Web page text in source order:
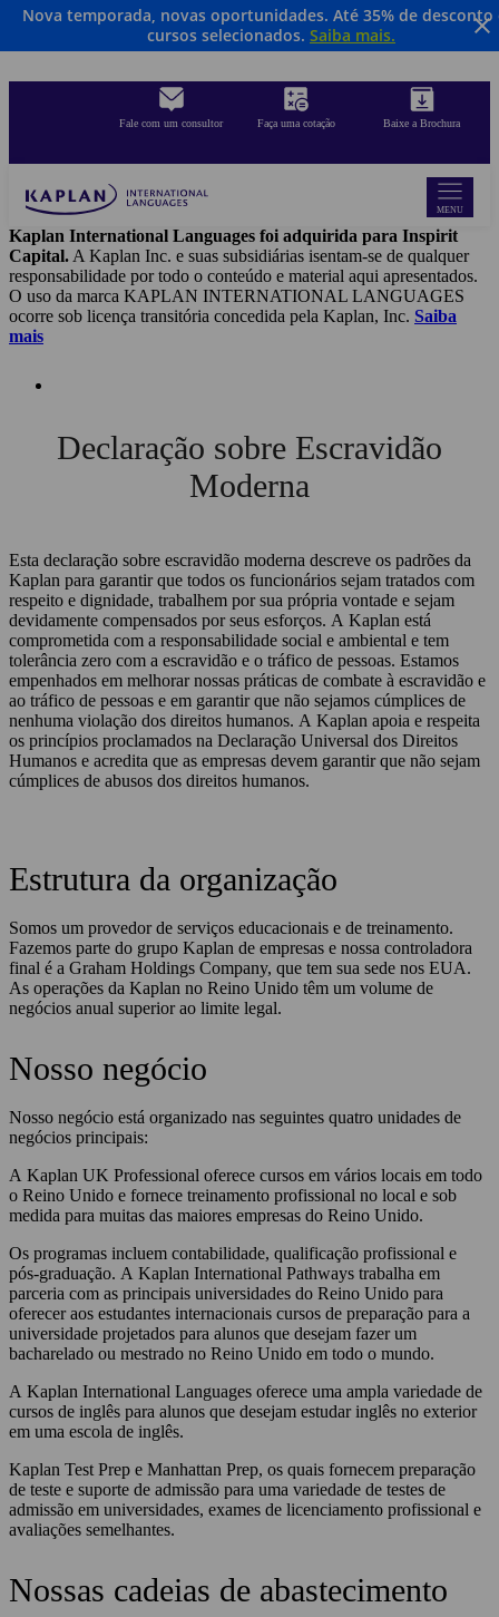
Skip
content
Fale com um consultor Faça uma cotação Baixe a Brochura
MENU
Kaplan International Languages foi adquirida para Inspirit
Capital. A Kaplan Inc. e suas subsidiárias isentam-se de qualquer
responsabilidade por todo o conteúdo e material aqui apresentados.
O uso da marca KAPLAN INTERNATIONAL LANGUAGES
ocorre sob licença transitória concedida pela Kaplan, Inc. Saiba
mais
Nova temporada, novas oportunidades. Até 35% de desconto
cursos selecionados. Saiba mais.
Declaração sobre Escravidão
Moderna
Esta declaração sobre escravidão moderna descreve os padrões da
Kaplan para garantir que todos os funcionários sejam tratados com
respeito e dignidade, trabalhem por sua própria vontade e sejam
devidamente compensados ​​por seus esforços. A Kaplan está
comprometida com a responsabilidade social e ambiental e tem
tolerância zero com a escravidão e o tráfico de pessoas. Estamos
empenhados em melhorar nossas práticas de combate à escravidão e
ao tráfico de pessoas e em garantir que não sejamos cúmplices de
nenhuma violação dos direitos humanos. A Kaplan apoia e respeita
os princípios proclamados na Declaração Universal dos Direitos
Humanos e acredita que as empresas devem garantir que não sejam
cúmplices de abusos dos direitos humanos.
Estrutura da organização
Somos um provedor de serviços educacionais e de treinamento.
Fazemos parte do grupo Kaplan de empresas e nossa controladora
final é a Graham Holdings Company, que tem sua sede nos EUA.
As operações da Kaplan no Reino Unido têm um volume de
negócios anual superior ao limite legal.
Nosso negócio
Nosso negócio está organizado nas seguintes quatro unidades de
negócios principais:
A Kaplan UK Professional oferece cursos em vários locais em todo
o Reino Unido e fornece treinamento profissional no local e sob
medida para muitas das maiores empresas do Reino Unido.
Os programas incluem contabilidade, qualificação profissional e
pós-graduação. A Kaplan International Pathways trabalha em
parceria com as principais universidades do Reino Unido para
oferecer aos estudantes internacionais cursos de preparação para a
universidade projetados para alunos que desejam fazer um
bacharelado ou mestrado no Reino Unido em todo o mundo.
A Kaplan International Languages ​​oferece uma ampla variedade de
cursos de inglês para alunos que desejam estudar inglês no exterior
em uma escola de inglês.
Kaplan Test Prep e Manhattan Prep, os quais fornecem preparação
de teste e suporte de admissão para uma variedade de testes de
admissão em universidades, exames de licenciamento profissional e
avaliações semelhantes.
Nossas cadeias de abastecimento